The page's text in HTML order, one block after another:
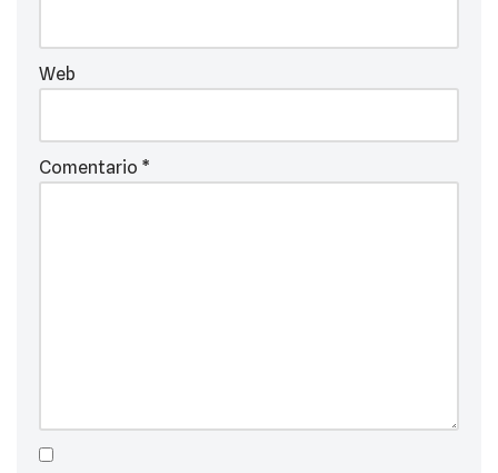
Web
Comentario *